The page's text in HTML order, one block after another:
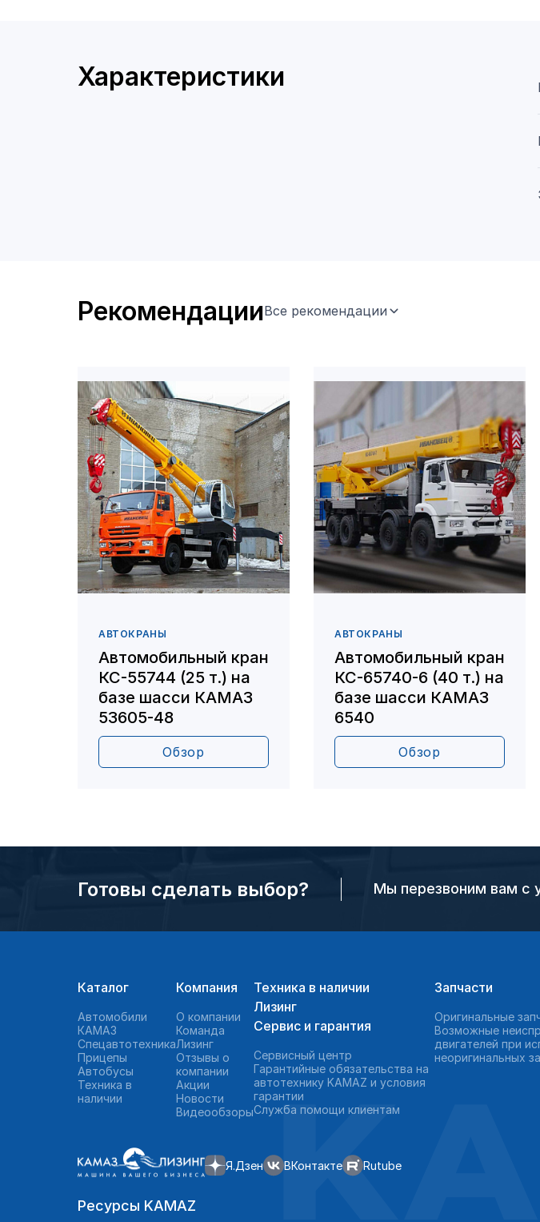
Характеристики
РекомендацииВсе рекомендации
АВТОКРАНЫ
Автомобильный кран
КС-55744 (25 т.) на
базе шасси КАМАЗ
53605-48
Обзор
АВТОКРАНЫ
Автомобильный кран
КС-65740-6 (40 т.) на
базе шасси КАМАЗ
6540
Обзор
Готовы сделать выбор? Мы перезвоним вам с
Каталог
Автомобили
КАМАЗ
Спецавтотехника
Прицепы
Автобусы
Техника в
наличии
Компания
О компании
Команда
Лизинг
Отзывы о
компании
Акции
Новости
Видеообзоры
Техника в наличии
Лизинг
Сервис и гарантия
Сервисный центр
Гарантийные обязательства на
автотехнику KAMAZ и условия
гарантии
Служба помощи клиентам
Запчасти
Оригинальные
Возможные
двигателей при
неоригинальных
Я.Дзен ВКонтакте Rutube
Ресурсы KAMAZ